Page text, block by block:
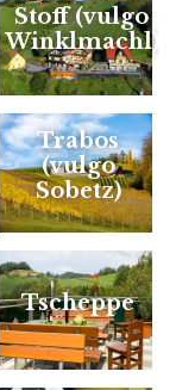
Stoff (vulgo
Winklmachl)
Trabos
(vulgo
Sobetz)
Tscheppe